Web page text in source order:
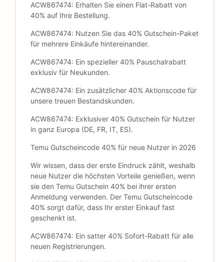
ACW867474: Erhalten Sie einen Flat-Rabatt von
40% auf Ihre Bestellung.
ACW867474: Nutzen Sie das 40% Gutschein-Paket
für mehrere Einkäufe hintereinander.
ACW867474: Ein spezieller 40% Pauschalrabatt
exklusiv für Neukunden.
ACW867474: Ein zusätzlicher 40% Aktionscode für
unsere treuen Bestandskunden.
ACW867474: Exklusiver 40% Gutschein für Nutzer
in ganz Europa (DE, FR, IT, ES).
Temu Gutscheincode 40% für neue Nutzer in 2026
Wir wissen, dass der erste Eindruck zählt, weshalb
neue Nutzer die höchsten Vorteile genießen, wenn
sie den Temu Gutschein 40% bei ihrer ersten
Anmeldung verwenden. Der Temu Gutscheincode
40% sorgt dafür, dass Ihr erster Einkauf fast
geschenkt ist.
ACW867474: Ein satter 40% Sofort-Rabatt für alle
neuen Registrierungen.